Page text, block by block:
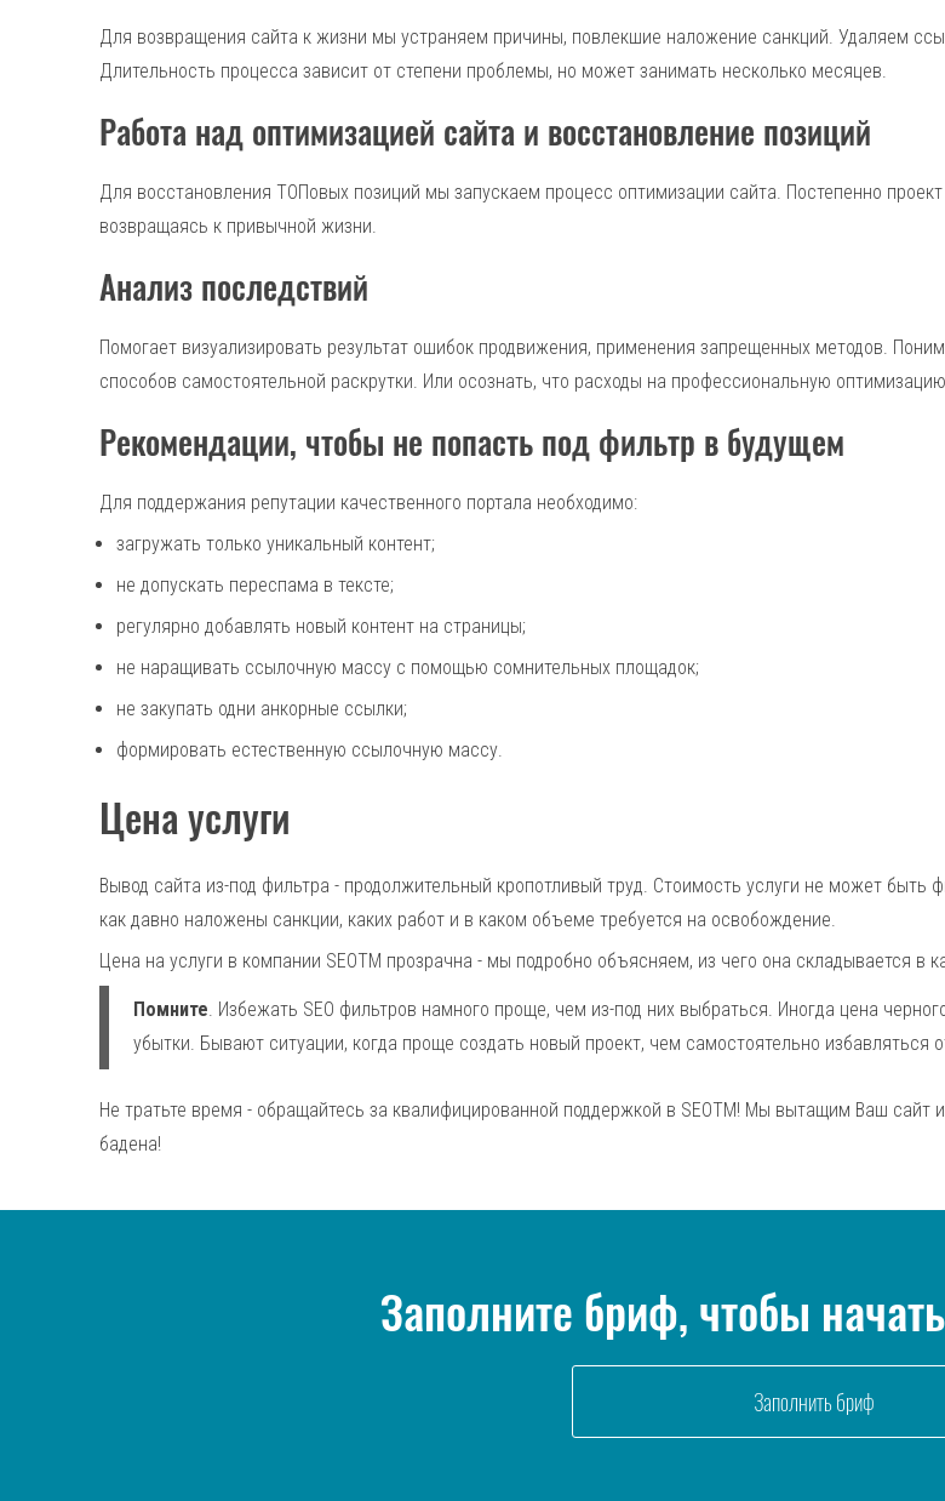
Для возвращения сайта к жизни мы устраняем причины, повлекшие наложение санкций. Удаляем
Длительность процесса зависит от степени проблемы, но может занимать несколько месяцев.
Работа над оптимизацией сайта и восстановление позиций
Для восстановления ТОПовых позиций мы запускаем процесс оптимизации сайта. Постепенно
возвращаясь к привычной жизни.
Анализ последствий
Помогает визуализировать результат ошибок продвижения, применения запрещенных методов.
способов самостоятельной раскрутки. Или осознать, что расходы на профессиональную
Рекомендации, чтобы не попасть под фильтр в будущем
Для поддержания репутации качественного портала необходимо:
загружать только уникальный контент;
не допускать переспама в тексте;
регулярно добавлять новый контент на страницы;
не наращивать ссылочную массу с помощью сомнительных площадок;
не закупать одни анкорные ссылки;
формировать естественную ссылочную массу.
Цена услуги
Вывод сайта из-под фильтра - продолжительный кропотливый труд. Стоимость услуги не может
как давно наложены санкции, каких работ и в каком объеме требуется на освобождение.
Цена на услуги в компании SEOTM прозрачна - мы подробно объясняем, из чего она складывается в
Помните. Избежать SEO фильтров намного проще, чем из-под них выбраться. Иногда цена
убытки. Бывают ситуации, когда проще создать новый проект, чем самостоятельно избавляться
Не тратьте время - обращайтесь за квалифицированной поддержкой в SEOTM! Мы вытащим Ваш
бадена!
Заполните бриф, чтобы
Заполнить бриф